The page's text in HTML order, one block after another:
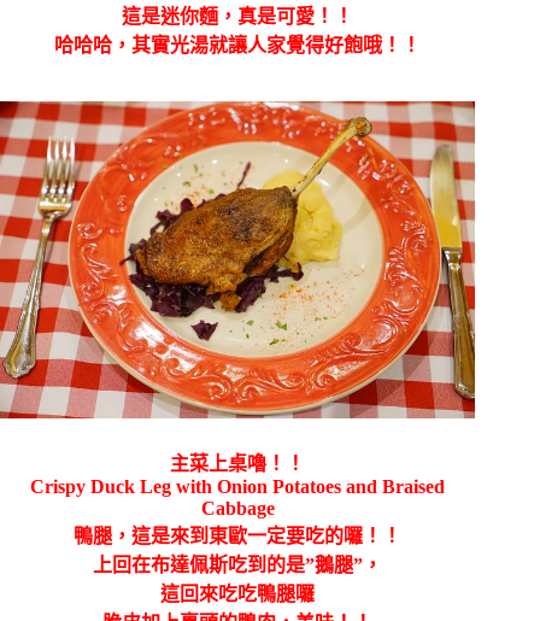
這是迷你麵，真是可愛！！
哈哈哈，其實光湯就讓人家覺得好飽哦！！
主菜上桌嚕！！
Crispy Duck Leg with Onion Potatoes and Braised
Cabbage
鴨腿，這是來到東歐一定要吃的囉！！
上回在布達佩斯吃到的是”鵝腿”，
這回來吃吃鴨腿囉